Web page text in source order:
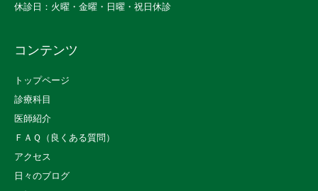
休診日：火曜・金曜・日曜・祝日休診
コンテンツ
トップページ
診療科目
医師紹介
ＦＡＱ（良くある質問）
アクセス
日々のブログ